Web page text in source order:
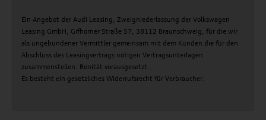
Ein Angebot der Audi Leasing, Zweigniederlassung der Volkswagen
Leasing GmbH, Gifhorner Straße 57, 38112 Braunschweig, für die wir
als ungebundener Vermittler gemeinsam mit dem Kunden die für den
Abschluss des Leasingvertrags nötigen Vertragsunterlagen
zusammenstellen. Bonität vorausgesetzt.
Es besteht ein gesetzliches Widerrufsrecht für Verbraucher.